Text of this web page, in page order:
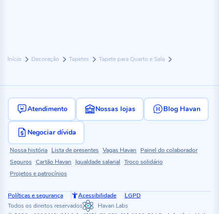
Início Decoração Tapetes Tapete para Quarto e Sala
Atendimento Nossas lojas Blog Havan
Negociar dívida
Nossa história Lista de presentes Vagas Havan
Painel do colaborador
Seguros Cartão Havan Igualdade salarial Troco solidário
Projetos e patrocínios
Políticas e segurança Acessibilidade
LGPD
Todos os direitos reservados
Havan Labs